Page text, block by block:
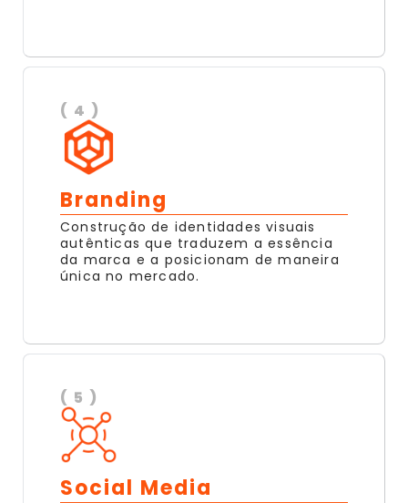
( 4 )
Branding
Construção de identidades visuais
autênticas que traduzem a essência
da marca e a posicionam de maneira
única no mercado.
( 5 )
Social Media